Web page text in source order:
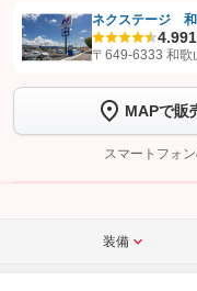
【STEP1】認証画面でグーネ
トーク画面で
ボ
完了してください
ネクステージ
4.9
〒649-6333 和歌
MAPで販
スマートフォ
装備